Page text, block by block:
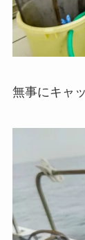
無事にキャ